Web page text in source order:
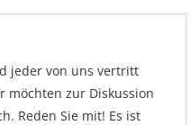
jeder von uns vertritt
möchten zur Diskussion
Reden Sie mit! Es ist